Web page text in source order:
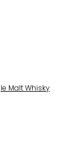
Malt Whisky